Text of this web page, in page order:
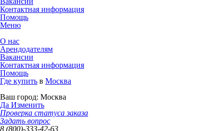
Контактная информация
Помощь
Меню
О нас
Арендодателям
Вакансии
Контактная информация
Помощь
Где купить в Москва
Ваш город: Москва
Да Изменить
Проверка статуса заказа
Задать вопрос
8 (800)-333-42-63